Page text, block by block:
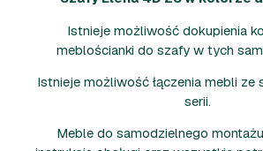
Istnieje możliwość dokupienia
meblościanki do szafy w tych
Istnieje możliwość łączenia mebli ze
serii.
Meble do samodzielnego